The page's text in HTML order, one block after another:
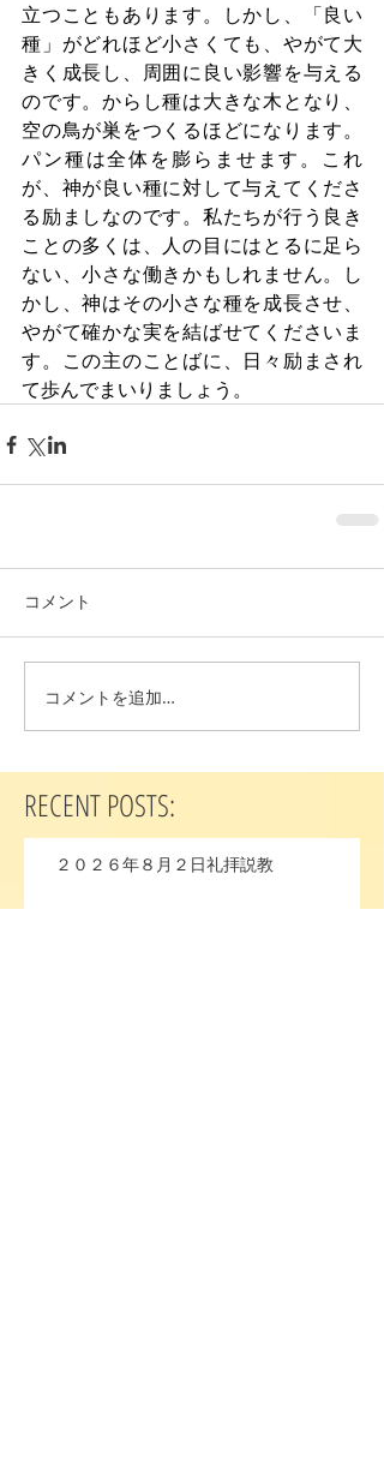
立つこともあります。しかし、「良い
種」がどれほど小さくても、やがて大
きく成長し、周囲に良い影響を与える
のです。からし種は大きな木となり、
空の鳥が巣をつくるほどになります。
パン種は全体を膨らませます。これ
が、神が良い種に対して与えてくださ
る励ましなのです。私たちが行う良き
ことの多くは、人の目にはとるに足ら
ない、小さな働きかもしれません。し
かし、神はその小さな種を成長させ、
やがて確かな実を結ばせてくださいま
す。この主のことばに、日々励まされ
て歩んでまいりましょう。
コメント
コメントを追加…
RECENT POSTS:
２０２６年８月２日礼拝説教